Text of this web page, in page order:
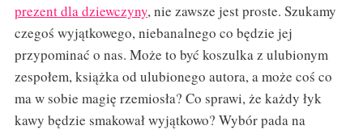
prezent dla dziewczyny, nie zawsze jest proste. Szukamy
czegoś wyjątkowego, niebanalnego co będzie jej
przypominać o nas. Może to być koszulka z ulubionym
zespołem, książka od ulubionego autora, a może coś co
ma w sobie magię rzemiosła? Co sprawi, że każdy łyk
kawy będzie smakował wyjątkowo? Wybór pada na